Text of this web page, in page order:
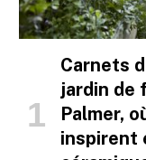
Carnets
jardin de
Palmer,
inspirent